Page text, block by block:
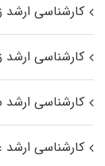
کارشناسی ارشد
کارشناسی ارشد
کارشناسی
کارشناسی